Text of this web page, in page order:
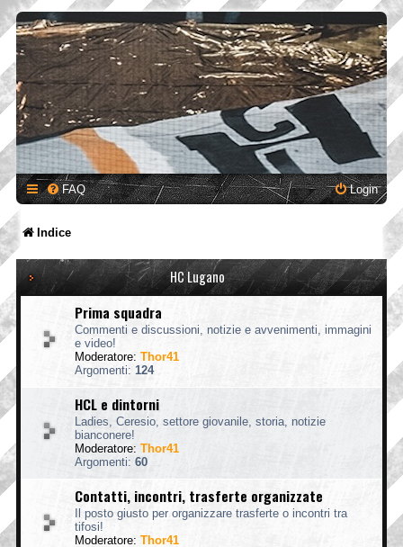
FAQ Login
Indice
HC Lugano
Prima squadra
Commenti e discussioni, notizie e avvenimenti, immagini
e video!
Moderatore: Thor41
Argomenti: 124
HCL e dintorni
Ladies, Ceresio, settore giovanile, storia, notizie
bianconere!
Moderatore: Thor41
Argomenti: 60
Contatti, incontri, trasferte organizzate
Il posto giusto per organizzare trasferte o incontri tra
tifosi!
Moderatore: Thor41